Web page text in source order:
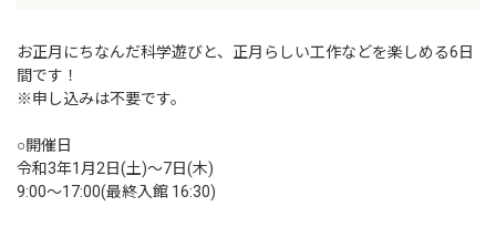
お正月にちなんだ科学遊びと、正月らしい工作などを楽しめる6日
間です！
※申し込みは不要です。
○開催日
令和3年1月2日(土)～7日(木)
9:00～17:00(最終入館 16:30)